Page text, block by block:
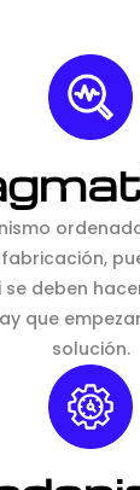
se deben
que
solución.